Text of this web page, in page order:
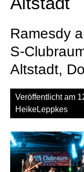
Ramesdy
S-
Altstadt,
Veröffentlicht am
HeikeLeppkes